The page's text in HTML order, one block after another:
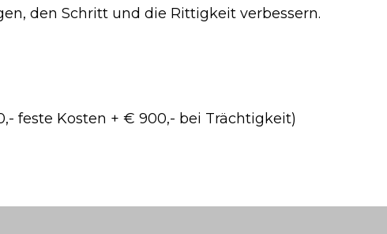
den Schritt und die Rittigkeit verbessern.
feste Kosten + € 900,- bei Trächtigkeit)